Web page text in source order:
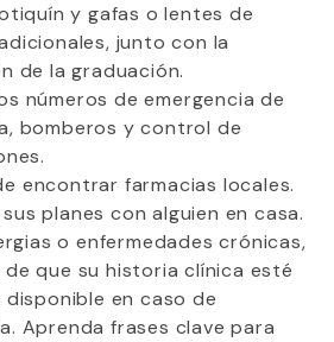
y gafas o lentes de
junto con la
de la graduación.
números de emergencia de
bomberos y control de
encontrar farmacias locales.
planes con alguien en casa.
o enfermedades crónicas,
de que su historia clínica esté
en caso de
Aprenda frases clave para